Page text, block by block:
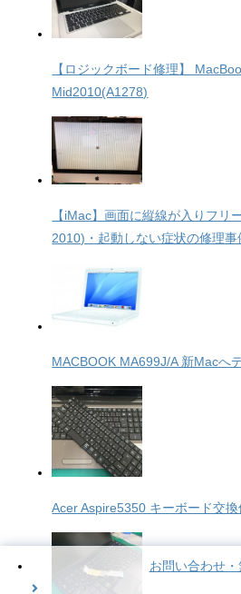
【ロジックボード修理】
Mid2010(A1278)
【iMac】画面に縦線が入りフリ
2010)・起動しない症状の修理事
MACBOOK MA699J/A 新Macへ
Acer Aspire5350 キーボード交換
お問い合わせ